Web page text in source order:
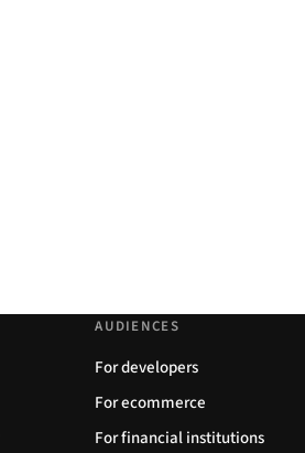
AUDIENCES
For developers
For ecommerce
For financial institutions